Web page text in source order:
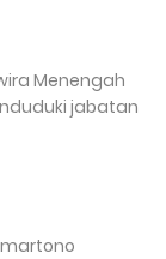
Menengah
jabatan